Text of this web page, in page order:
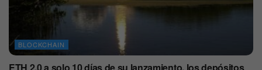
BLOCKCHAIN